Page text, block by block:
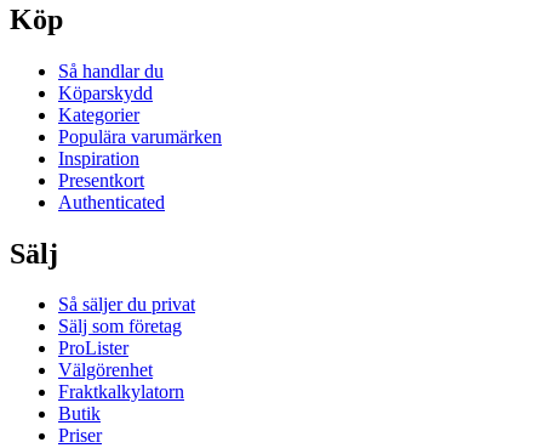
Köp
Så handlar du
Köparskydd
Kategorier
Populära varumärken
Inspiration
Presentkort
Authenticated
Sälj
Så säljer du privat
Sälj som företag
ProLister
Välgörenhet
Fraktkalkylatorn
Butik
Priser